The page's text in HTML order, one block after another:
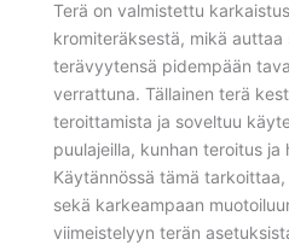
Terä on valmistettu
kromiteräksestä, mikä auttaa
terävyytensä pidempään
verrattuna. Tällainen terä
teroittamista ja soveltuu
puulajeilla, kunhan teroitus ja
Käytännössä tämä
sekä karkeampaan
viimeistelyyn terän